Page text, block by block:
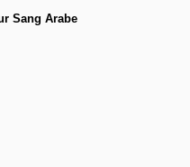
Sang Arabe